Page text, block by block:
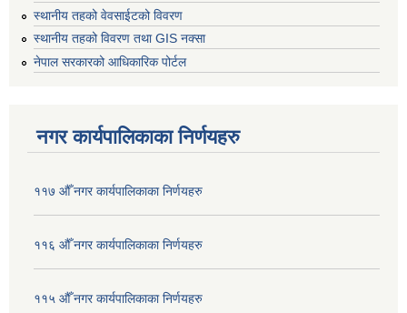
स्थानीय तहको वेवसाईटको विवरण
स्थानीय तहको विवरण तथा GIS नक्सा
नेपाल सरकारको आधिकारिक पोर्टल
नगर कार्यपालिकाका निर्णयहरु
११७ औँ नगर कार्यपालिकाका निर्णयहरु
११६ औँ नगर कार्यपालिकाका निर्णयहरु
११५ औँ नगर कार्यपालिकाका निर्णयहरु